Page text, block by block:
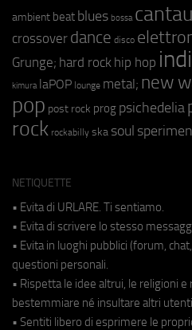
ambient beat blues bossa
crossover dance disco
Grunge; hard rock hip hop
kimura laPOP lounge metal; new
pop post rock prog psichedelia
rock rockabilly ska soul
NETIQUETTE
• Evita di URLARE. Ti sentiamo.
• Evita di scrivere lo stesso
• Evita in luoghi pubblici (forum,
questioni personali.
• Rispetta le idee altrui, le religioni e
bestemmiare né insultare altri
• Sentiti libero di esprimere le